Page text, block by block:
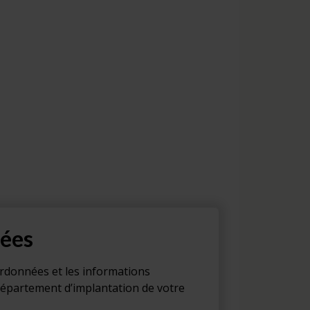
et les informations
d’implantation de votre